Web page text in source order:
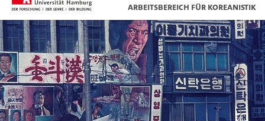
Arbeitsbereich für Koreanistik